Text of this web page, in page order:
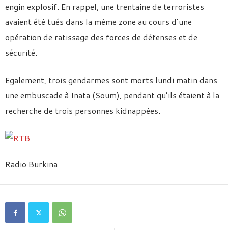
engin explosif. En rappel, une trentaine de terroristes
avaient été tués dans la même zone au cours d’une
opération de ratissage des forces de défenses et de
sécurité.
Egalement, trois gendarmes sont morts lundi matin dans
une embuscade à Inata (Soum), pendant qu’ils étaient à la
recherche de trois personnes kidnappées.
Radio Burkina